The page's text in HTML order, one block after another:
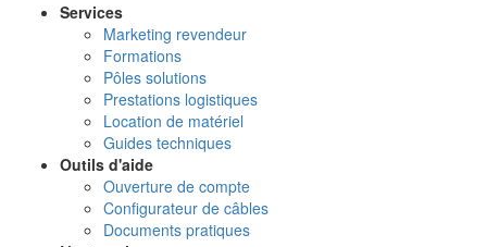
Services
Marketing revendeur
Formations
Pôles solutions
Prestations logistiques
Location de matériel
Guides techniques
Outils d'aide
Ouverture de compte
Configurateur de câbles
Documents pratiques